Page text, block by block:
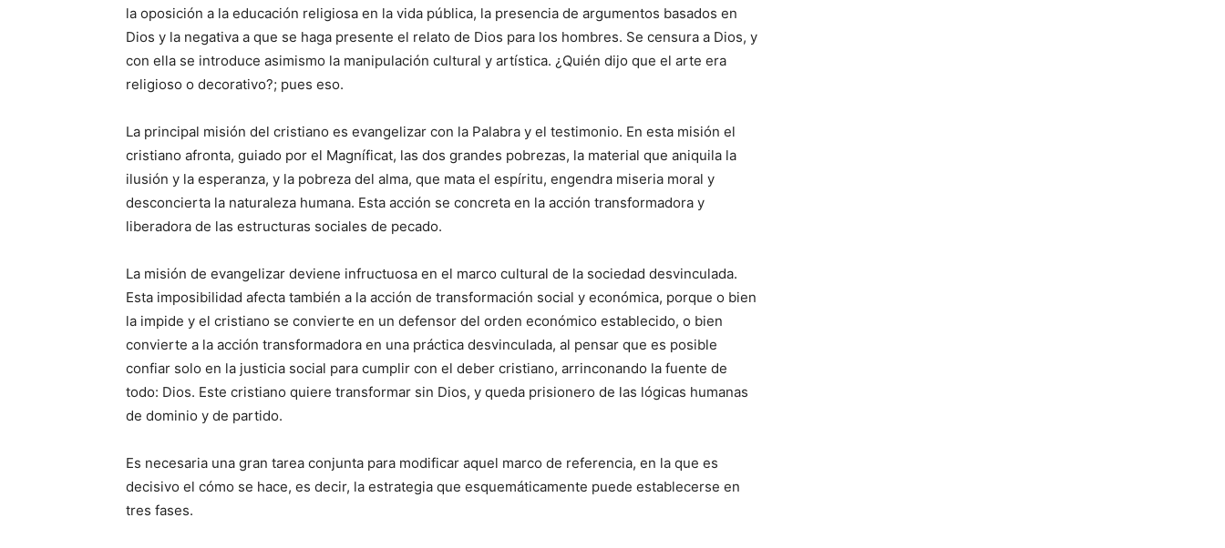
la oposición a la educación religiosa en la vida pública, la presencia de argumentos basados en
Dios y la negativa a que se haga presente el relato de Dios para los hombres. Se censura a Dios, y
con ella se introduce asimismo la manipulación cultural y artística. ¿Quién dijo que el arte era
religioso o decorativo?; pues eso.
La principal misión del cristiano es evangelizar con la Palabra y el testimonio. En esta misión el
cristiano afronta, guiado por el Magníficat, las dos grandes pobrezas, la material que aniquila la
ilusión y la esperanza, y la pobreza del alma, que mata el espíritu, engendra miseria moral y
desconcierta la naturaleza humana. Esta acción se concreta en la acción transformadora y
liberadora de las estructuras sociales de pecado.
La misión de evangelizar deviene infructuosa en el marco cultural de la sociedad desvinculada.
Esta imposibilidad afecta también a la acción de transformación social y económica, porque o bien
la impide y el cristiano se convierte en un defensor del orden económico establecido, o bien
convierte a la acción transformadora en una práctica desvinculada, al pensar que es posible
confiar solo en la justicia social para cumplir con el deber cristiano, arrinconando la fuente de
todo: Dios. Este cristiano quiere transformar sin Dios, y queda prisionero de las lógicas humanas
de dominio y de partido.
Es necesaria una gran tarea conjunta para modificar aquel marco de referencia, en la que es
decisivo el cómo se hace, es decir, la estrategia que esquemáticamente puede establecerse en
tres fases.